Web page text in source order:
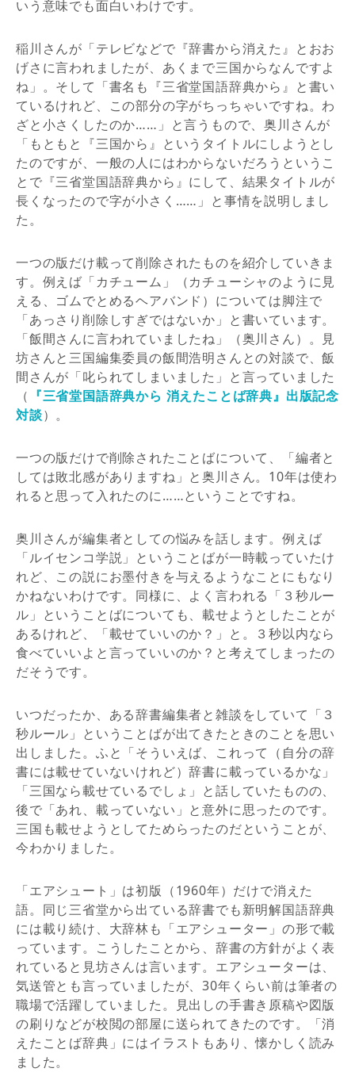
いう意味でも面白いわけです。
稲川さんが「テレビなどで『辞書から消えた』とおお
げさに言われましたが、あくまで三国からなんですよ
ね」。そして「書名も『三省堂国語辞典から』と書い
ているけれど、この部分の字がちっちゃいですね。わ
ざと小さくしたのか……」と言うもので、奥川さんが
「もともと『三国から』というタイトルにしようとし
たのですが、一般の人にはわからないだろうというこ
とで『三省堂国語辞典から』にして、結果タイトルが
長くなったので字が小さく……」と事情を説明しまし
た。
一つの版だけ載って削除されたものを紹介していきま
す。例えば「カチューム」（カチューシャのように見
える、ゴムでとめるヘアバンド）については脚注で
「あっさり削除しすぎではないか」と書いています。
「飯間さんに言われていましたね」（奥川さん）。見
坊さんと三国編集委員の飯間浩明さんとの対談で、飯
間さんが「叱られてしまいました」と言っていました
（ 『三省堂国語辞典から 消えたことば辞典』出版記念
対談）。
一つの版だけで削除されたことばについて、「編者と
しては敗北感がありますね」と奥川さん。10年は使わ
れると思って入れたのに……ということですね。
奥川さんが編集者としての悩みを話します。例えば
「ルイセンコ学説」ということばが一時載っていたけ
れど、この説にお墨付きを与えるようなことにもなり
かねないわけです。同様に、よく言われる「３秒ルー
ル」ということばについても、載せようとしたことが
あるけれど、「載せていいのか？」と。３秒以内なら
食べていいよと言っていいのか？と考えてしまったの
だそうです。
いつだったか、ある辞書編集者と雑談をしていて「３
秒ルール」ということばが出てきたときのことを思い
出しました。ふと「そういえば、これって（自分の辞
書には載せていないけれど）辞書に載っているかな」
「三国なら載せているでしょ」と話していたものの、
後で「あれ、載っていない」と意外に思ったのです。
三国も載せようとしてためらったのだということが、
今わかりました。
「エアシュート」は初版（1960年）だけで消えた
語。同じ三省堂から出ている辞書でも新明解国語辞典
には載り続け、大辞林も「エアシューター」の形で載
っています。こうしたことから、辞書の方針がよく表
れていると見坊さんは言います。エアシューターは、
気送管とも言っていましたが、30年くらい前は筆者の
職場で活躍していました。見出しの手書き原稿や図版
の刷りなどが校閲の部屋に送られてきたのです。「消
えたことば辞典」にはイラストもあり、懐かしく読み
ました。